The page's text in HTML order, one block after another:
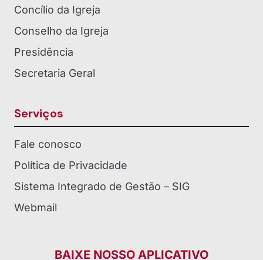
Concílio da Igreja
Conselho da Igreja
Presidência
Secretaria Geral
Serviços
Fale conosco
Política de Privacidade
Sistema Integrado de Gestão – SIG
Webmail
BAIXE NOSSO APLICATIVO